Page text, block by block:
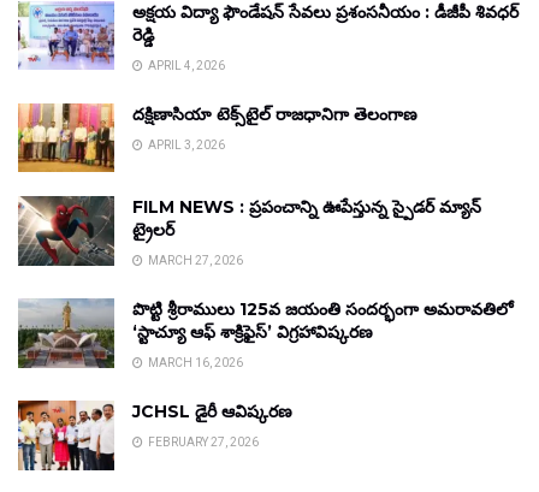
అక్షయ విద్యా ఫౌండేషన్ సేవలు ప్రశంసనీయం : డీజీపీ శివధర్
రెడ్డి
APRIL 4, 2026
దక్షిణాసియా టెక్స్‌టైల్ రాజధానిగా తెలంగాణ
APRIL 3, 2026
FILM NEWS : ప్రపంచాన్ని ఊపేస్తున్న స్పైడర్ మ్యాన్
ట్రైలర్
MARCH 27, 2026
పొట్టి శ్రీరాములు 125వ జయంతి సందర్భంగా అమరావతిలో
‘స్టాచ్యూ ఆఫ్ శాక్రిఫైస్’ విగ్రహావిష్కరణ
MARCH 16, 2026
JCHSL డైరీ ఆవిష్కరణ
FEBRUARY 27, 2026